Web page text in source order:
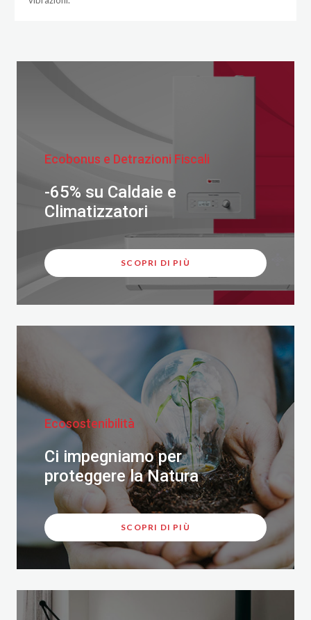
Ecobonus e Detrazioni Fiscali
-65% su Caldaie e
Climatizzatori
SCOPRI DI PIÙ
Ecosostenibilità
Ci impegniamo per
proteggere la Natura
SCOPRI DI PIÙ